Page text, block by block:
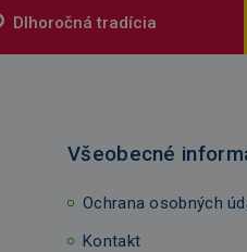
Dlhoročná tradícia
Všeobecné
Ochrana osobných
Kontakt